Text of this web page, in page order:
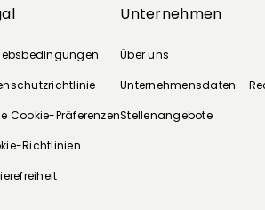
Cookie-Präferenzen
Richtlinien
Unternehmen
Über uns
Unternehmensdaten –
Stellenangebote